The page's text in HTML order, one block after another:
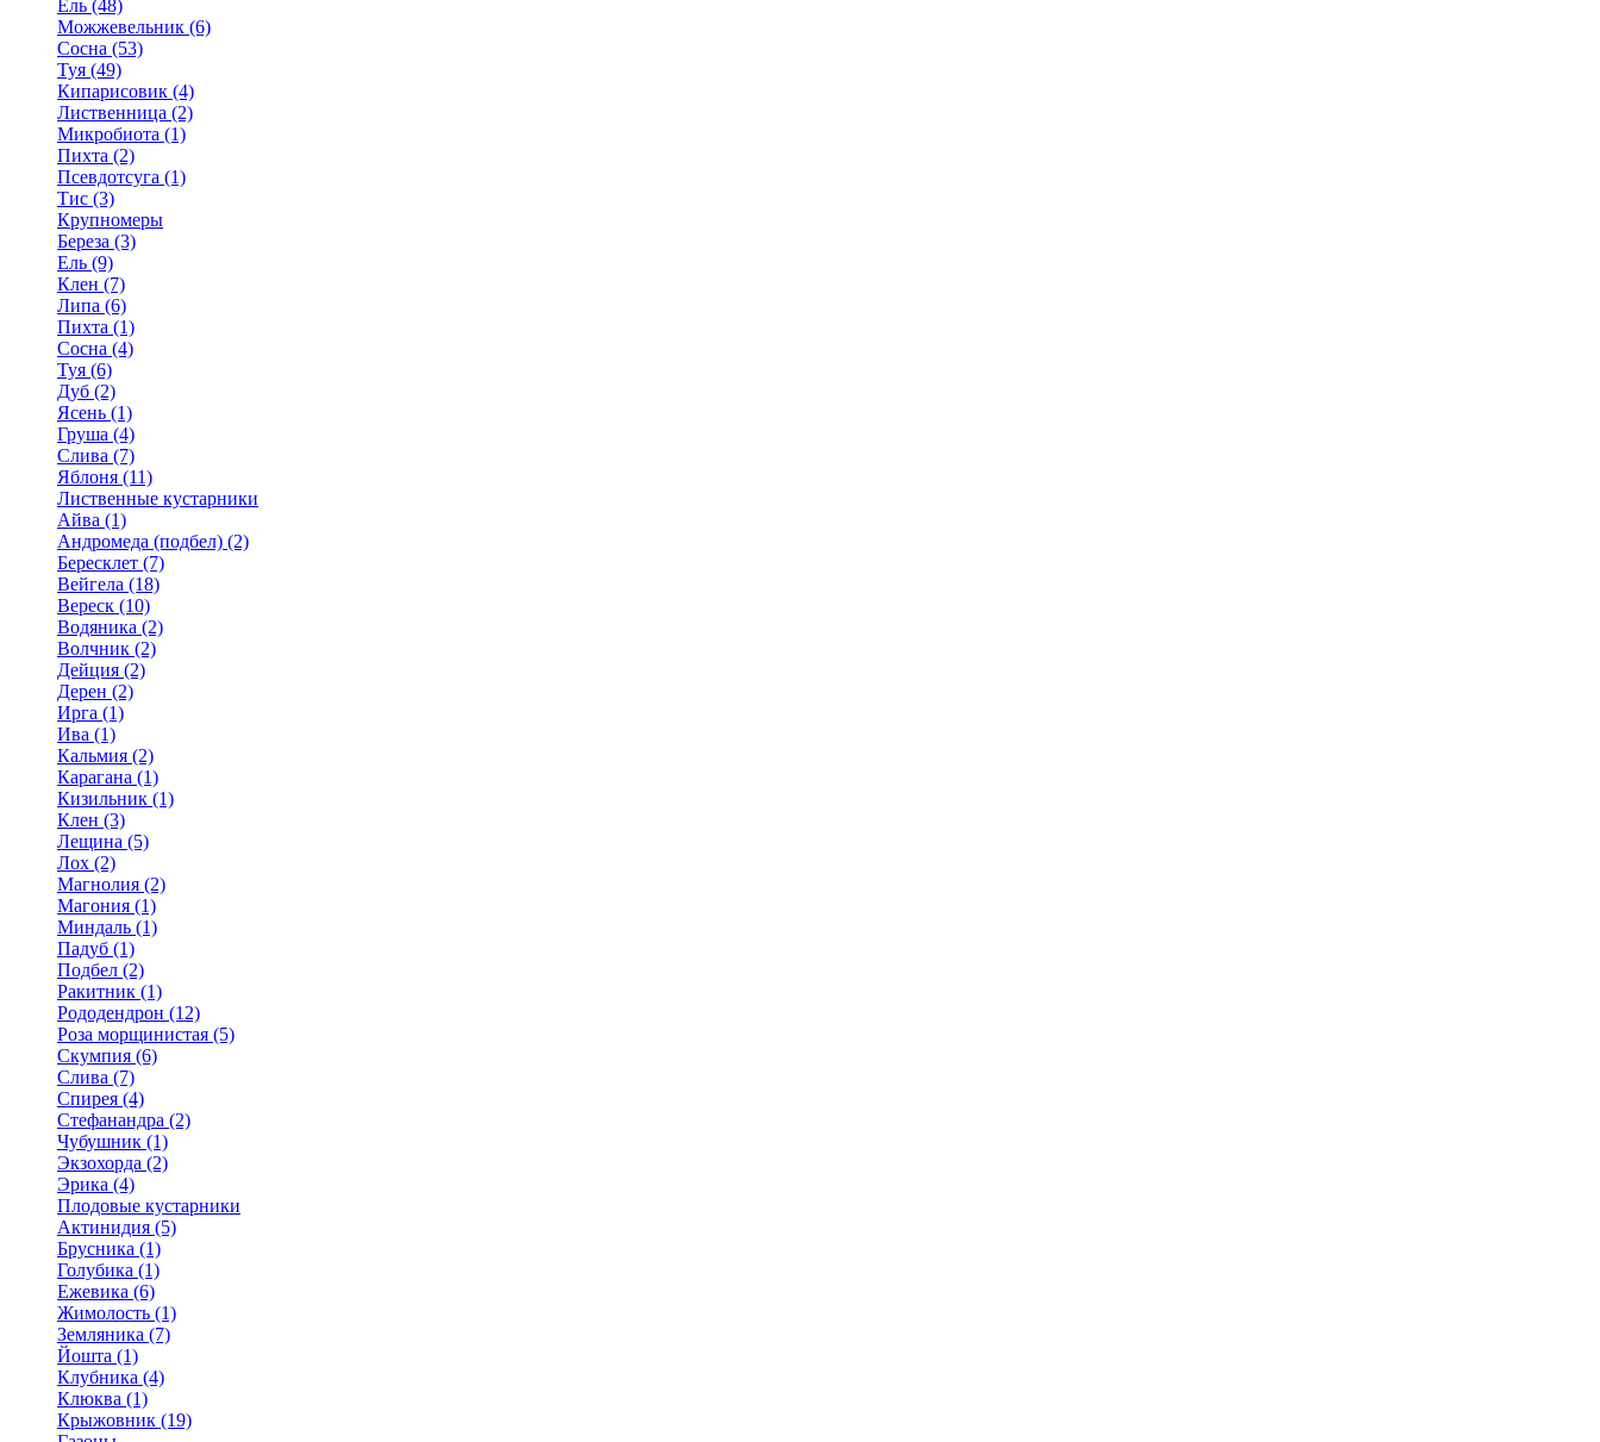
Ель (48)
Можжевельник (6)
Сосна (53)
Туя (49)
Кипарисовик (4)
Лиственница (2)
Микробиота (1)
Пихта (2)
Псевдотсуга (1)
Тис (3)
Крупномеры
Береза (3)
Ель (9)
Клен (7)
Липа (6)
Пихта (1)
Сосна (4)
Туя (6)
Дуб (2)
Ясень (1)
Груша (4)
Слива (7)
Яблоня (11)
Лиственные кустарники
Айва (1)
Андромеда (подбел) (2)
Бересклет (7)
Вейгела (18)
Вереск (10)
Водяника (2)
Волчник (2)
Дейция (2)
Дерен (2)
Ирга (1)
Ива (1)
Кальмия (2)
Карагана (1)
Кизильник (1)
Клен (3)
Лещина (5)
Лох (2)
Магнолия (2)
Магония (1)
Миндаль (1)
Падуб (1)
Подбел (2)
Ракитник (1)
Рододендрон (12)
Роза морщинистая (5)
Скумпия (6)
Слива (7)
Спирея (4)
Стефанандра (2)
Чубушник (1)
Экзохорда (2)
Эрика (4)
Плодовые кустарники
Актинидия (5)
Брусника (1)
Голубика (1)
Ежевика (6)
Жимолость (1)
Земляника (7)
Йошта (1)
Клубника (4)
Клюква (1)
Крыжовник (19)